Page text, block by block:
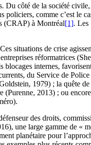
Du côté de la société
policiers, comme c’est le
(CRAP) à Montréal[1]. Les
situations de crise
réformatrices
blocages internes,
du Service de
1979) ; la quête
2013) ; ou
des droits,
une large gamme de «
planétaire pour